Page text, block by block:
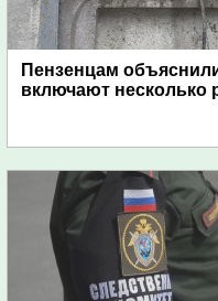
Пензенцам
включают несколько